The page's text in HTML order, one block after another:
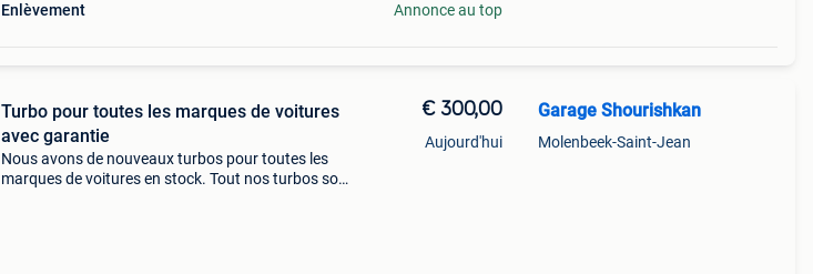
Enlèvement
Annonce au top
Turbo pour toutes les marques de voitures
avec garantie
Nous avons de nouveaux turbos pour toutes les
marques de voitures en stock. Tout nos turbos sont
€ 300,00
Aujourd'hui
Garage Shourishkan
Molenbeek-Saint-Jean